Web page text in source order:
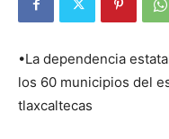
•La dependencia
los 60 municipios del
tlaxcaltecas